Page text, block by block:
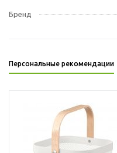
Бренд
Персональные рекомендации